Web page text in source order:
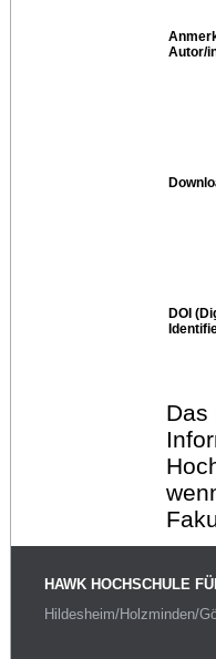
Autor/
DOI
Das
HAWK HOCHSCHULE
Hildesheim/Holzminden/